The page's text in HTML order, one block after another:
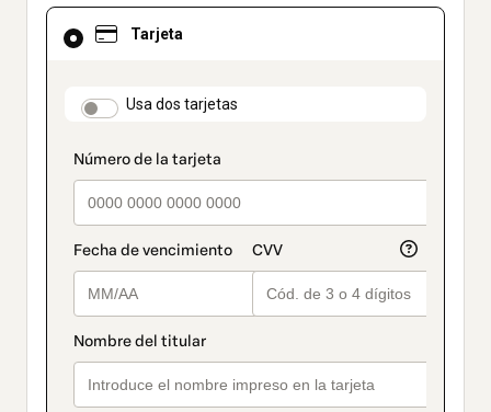
Tarjeta
payment_data.section_title_v2
Usa dos tarjetas
El
método
seleccionado